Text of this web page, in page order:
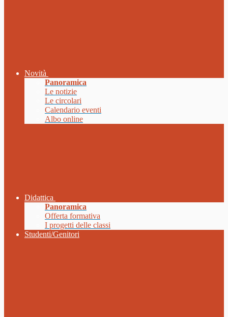
Novità
Panoramica
Le notizie
Le circolari
Calendario eventi
Albo online
Didattica
Panoramica
Offerta formativa
I progetti delle classi
Studenti/Genitori